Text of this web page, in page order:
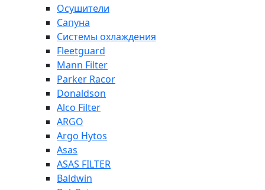
Осушители
Сапуна
Системы охлаждения
Fleetguard
Mann Filter
Parker Racor
Donaldson
Alco Filter
ARGO
Argo Hytos
Asas
ASAS FILTER
Baldwin